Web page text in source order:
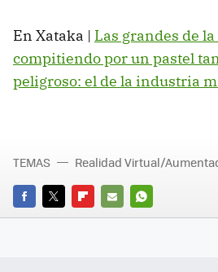
En Xataka | Las grandes de
compitiendo por un pastel
peligroso: el de la industria
FACEBOOK
TWITTERFLIPBOARD
E-
WHATSAPP
TEMAS Realidad Virtual/